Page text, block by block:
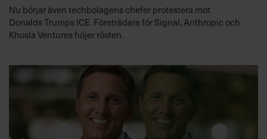
Nu börjar även techbolagens chefer protestera mot
Donalds Trumps ICE. Företrädare för Signal, Anthropic och
Khosla Ventures höjer rösten.